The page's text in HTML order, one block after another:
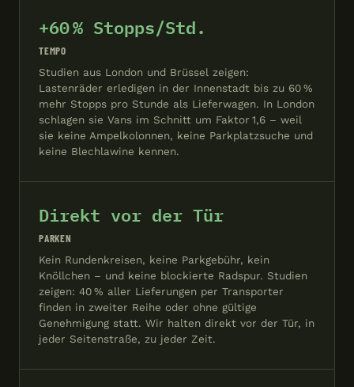
+60 % Stopps/Std.
TEMPO
Studien aus London und Brüssel zeigen:
Lastenräder erledigen in der Innenstadt bis zu 60 %
mehr Stopps pro Stunde als Lieferwagen. In London
schlagen sie Vans im Schnitt um Faktor 1,6 – weil
sie keine Ampelkolonnen, keine Parkplatzsuche und
keine Blechlawine kennen.
Direkt vor der Tür
PARKEN
Kein Rundenkreisen, keine Parkgebühr, kein
Knöllchen – und keine blockierte Radspur. Studien
zeigen: 40 % aller Lieferungen per Transporter
finden in zweiter Reihe oder ohne gültige
Genehmigung statt. Wir halten direkt vor der Tür, in
jeder Seitenstraße, zu jeder Zeit.